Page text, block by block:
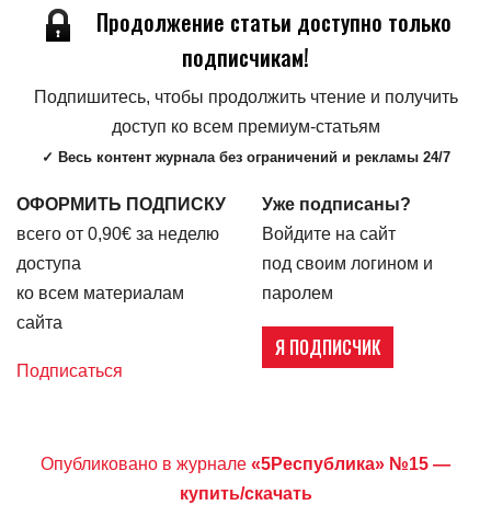
Продолжение статьи доступно только
подписчикам!
Подпишитесь, чтобы продолжить чтение и получить
доступ ко всем премиум-статьям
✓ Весь контент журнала без ограничений и рекламы 24/7
ОФОРМИТЬ ПОДПИСКУ
всего от 0,90€ за неделю
доступа
ко всем материалам
сайта
Подписаться
Уже подписаны?
Войдите на сайт
под своим логином и
паролем
Я ПОДПИСЧИК
Опубликовано в журнале «5Республика» №15 —
купить/скачать